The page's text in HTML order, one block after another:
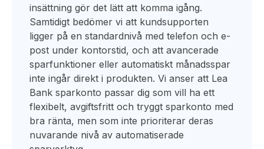
insättning gör det lätt att komma igång.
Samtidigt bedömer vi att kundsupporten
ligger på en standardnivå med telefon och e-
post under kontorstid, och att avancerade
sparfunktioner eller automatiskt månadsspar
inte ingår direkt i produkten. Vi anser att Lea
Bank sparkonto passar dig som vill ha ett
flexibelt, avgiftsfritt och tryggt sparkonto med
bra ränta, men som inte prioriterar deras
nuvarande nivå av automatiserade